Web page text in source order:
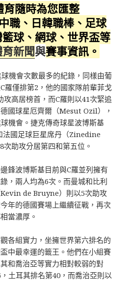
育隨時為您匯整
職、日韓職棒、足球
球、網球、 世界盃等
新聞與賽事資訊。
機會次數最多的紀錄，同樣由葡
羅僅排第2，他的國家隊前輩菲戈
攻高居榜首，而C羅則以41次緊追
國球星厄齊爾（Mesut Ozil），
機會。捷克傳奇球星波博斯基
法國足球巨星席丹（Zinedine
助攻分居第四和第五位。
鋒波博斯基目前與C羅並列擁有
，兩人均為6次。而曼城和比利
de Bruyne）則以5次助攻
年的德國賽場上繼續征戰，再次
當濃厚。
觀各組實力，坐擁世界第六排名的
中最幸運的籤王。他們在小組賽
和喬治亞等實力相對較弱的對
土耳其排名第40，而喬治亞則以